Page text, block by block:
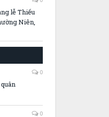
lễ Thiếu
Niên,
0
0